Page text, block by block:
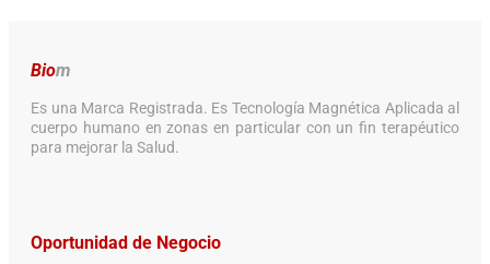
Biom
Es una Marca Registrada. Es Tecnología Magnética Aplicada al
cuerpo humano en zonas en particular con un fin terapéutico
para mejorar la Salud.
Oportunidad de Negocio